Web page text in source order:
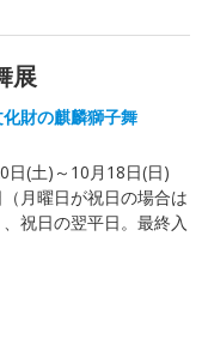
展
財の麒麟獅子舞
日(土)～10月18日(日)
月曜日が祝日の場合は
祝日の翌平日。最終入